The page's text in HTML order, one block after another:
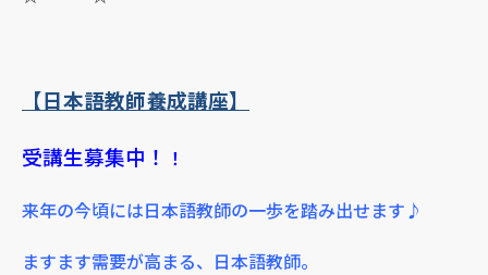
【日本語教師養成講座】
受講生募集中！ ！
来年の今頃には日本語教師の一歩を踏み出せます♪
ますます需要が高まる、日本語教師。